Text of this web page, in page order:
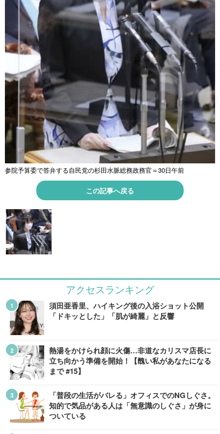
参院予算委で答弁する自民党の杉田水脈総務政務官＝30日午前
この記事へ戻る
アクセスランキング
須田亜香里、ハイキング後の入浴ショット公開
「ドキッとした」「肌が綺麗」と反響
熱湯をかけられ顔に火傷…非道なカリスマ店長に
立ち向かう準備を開始！【醜い私があなたになる
まで #15】
「普段の生活がバレる」オフィスでのNGしぐさ。
知的で気品がある人は「無意識のしぐさ」が身に
ついている